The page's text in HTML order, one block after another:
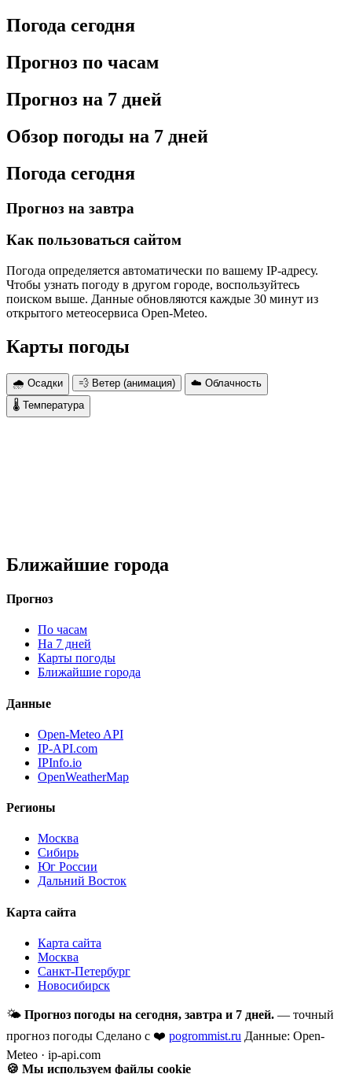
Погода сегодня
Прогноз по часам
Прогноз на 7 дней
Обзор погоды на 7 дней
Погода сегодня
Прогноз на завтра
Как пользоваться сайтом
Погода определяется автоматически по вашему IP-адресу.
Чтобы узнать погоду в другом городе, воспользуйтесь
поиском выше. Данные обновляются каждые 30 минут из
открытого метеосервиса Open-Meteo.
Карты погоды
🌧 Осадки 💨 Ветер (анимация)
☁️ Облачность
🌡 Температура
Ближайшие города
Прогноз
По часам
На 7 дней
Карты погоды
Ближайшие города
Данные
Open-Meteo API
IP-API.com
IPInfo.io
OpenWeatherMap
Регионы
Москва
Сибирь
Юг России
Дальний Восток
Карта сайта
Карта сайта
Москва
Санкт-Петербург
Новосибирск
🌤 Прогноз погоды на сегодня, завтра и 7 дней. — точный
прогноз погоды Сделано с ❤️ pogrommist.ru Данные: Open-
Meteo · ip-api.com
🍪 Мы используем файлы cookie